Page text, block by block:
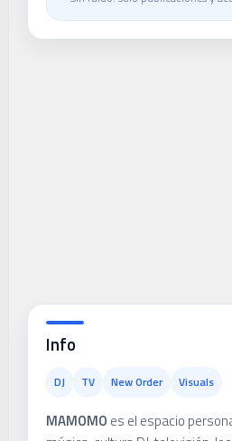
Info
DJ TV New Order Visuals
MAMOMO es el espacio